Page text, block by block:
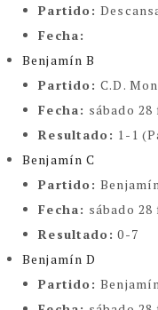
Partido:
Fecha:
Benjamín B
Partido:C.D.
Fecha: sábado
Resultado: 1-1
Benjamín C
Partido:
Fecha: sábado
Resultado: 0-7
Benjamín D
Partido: